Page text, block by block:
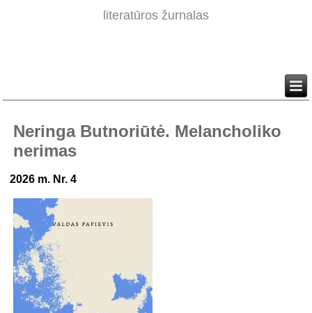
literatūros žurnalas
Neringa Butnoriūtė. Melancholiko
nerimas
2026 m. Nr. 4